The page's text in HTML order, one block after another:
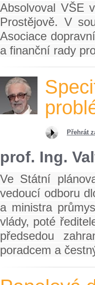
Absolvoval VŠE
Prostějově. V
Asociace
a finanční rady
Přehrát
prof. Ing.
Ve Státní
vedoucí odboru
a ministra
vlády, poté
předsedou
poradcem a